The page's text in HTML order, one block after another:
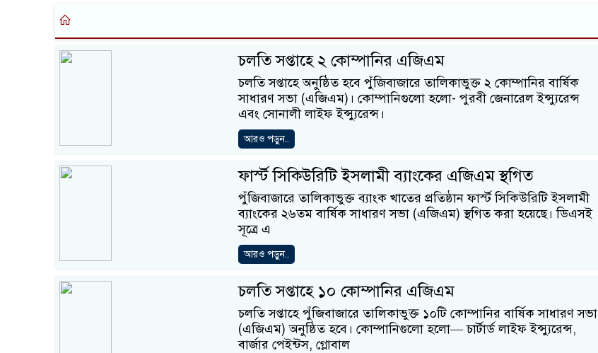
চলতি সপ্তাহে ২ কোম্পানির এজিএম
চলতি সপ্তাহে অনুষ্ঠিত হবে পুঁজিবাজারে তালিকাভুক্ত ২ কোম্পানির বার্ষিক
সাধারণ সভা (এজিএম)। কোম্পানিগুলো হলো- পুরবী জেনারেল ইন্স্যুরেন্স
এবং সোনালী লাইফ ইন্স্যুরেন্স।
আরও পড়ুন..
ফার্স্ট সিকিউরিটি ইসলামী ব্যাংকের এজিএম স্থগিত
পুঁজিবাজারে তালিকাভুক্ত ব্যাংক খাতের প্রতিষ্ঠান ফার্স্ট সিকিউরিটি ইসলামী
ব্যাংকের ২৬তম বার্ষিক সাধারণ সভা (এজিএম) স্থগিত করা হয়েছে। ডিএসই
সূত্রে এ
আরও পড়ুন..
চলতি সপ্তাহে ১০ কোম্পানির এজিএম
চলতি সপ্তাহে পুঁজিবাজারে তালিকাভুক্ত ১০টি কোম্পানির বার্ষিক সাধারণ সভা
(এজিএম) অনুষ্ঠিত হবে। কোম্পানিগুলো হলো— চার্টার্ড লাইফ ইন্স্যুরেন্স,
বার্জার পেইন্টস, গ্লোবাল